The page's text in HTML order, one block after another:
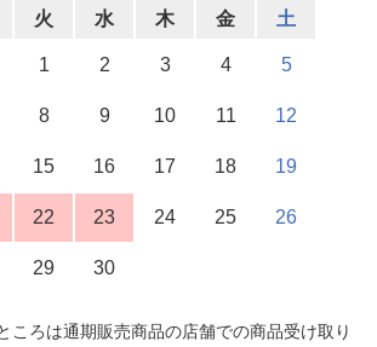
火 水 木 金 土
1 2 3 4 5
8 9 10 11 12
15 16 17 18 19
22 23 24 25 26
29 30
ころは通期販売商品の店舗での商品受け取り